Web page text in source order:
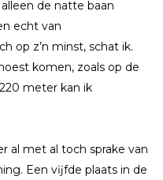
de natte baan
echt van
op z’n minst, schat ik.
komen, zoals op de
meter kan ik
al met al toch sprake van
Een vĳfde plaats in de